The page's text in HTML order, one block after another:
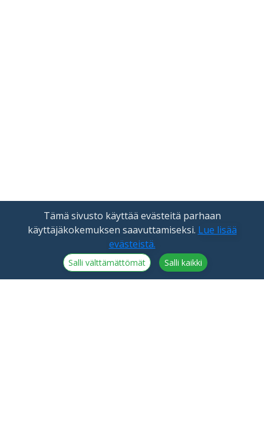
Tämä sivusto käyttää evästeitä parhaan
käyttäjäkokemuksen saavuttamiseksi. Lue lisää
evästeistä.
Salli välttämättömät Salli kaikki